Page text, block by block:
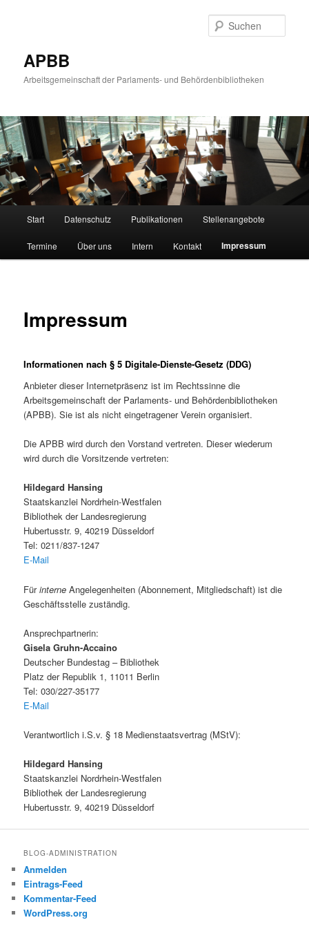
APBB
Arbeitsgemeinschaft der Parlaments- und Behördenbibliotheken
Start Datenschutz Publikationen Stellenangebote
Termine Über uns Intern Kontakt Impressum
Impressum
Informationen nach § 5 Digitale-Dienste-Gesetz (DDG)
Anbieter dieser Internetpräsenz ist im Rechtssinne die
Arbeitsgemeinschaft der Parlaments- und Behördenbibliotheken
(APBB). Sie ist als nicht eingetragener Verein organisiert.
Die APBB wird durch den Vorstand vertreten. Dieser wiederum
wird durch die Vorsitzende vertreten:
Hildegard Hansing
Staatskanzlei Nordrhein-Westfalen
Bibliothek der Landesregierung
Hubertusstr. 9, 40219 Düsseldorf
Tel: 0211/837-1247
E-Mail
Fürinterne Angelegenheiten (Abonnement, Mitgliedschaft) ist die
Geschäftsstelle zuständig.
Ansprechpartnerin:
Gisela Gruhn-Accaino
Deutscher Bundestag – Bibliothek
Platz der Republik 1, 11011 Berlin
Tel: 030/227-35177
E-Mail
Verantwortlich i.S.v. § 18 Medienstaatsvertrag (MStV):
Hildegard Hansing
Staatskanzlei Nordrhein-Westfalen
Bibliothek der Landesregierung
Hubertusstr. 9, 40219 Düsseldorf
BLOG-ADMINISTRATION
Anmelden
Eintrags-Feed
Kommentar-Feed
WordPress.org